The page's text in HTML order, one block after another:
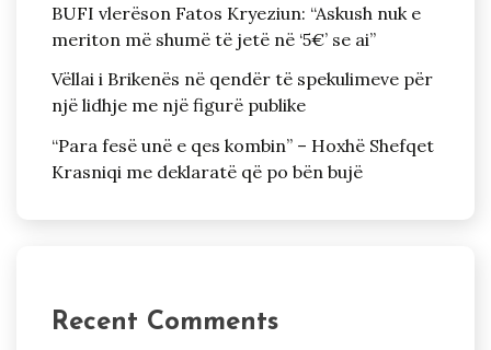
BUFI vlerëson Fatos Kryeziun: “Askush nuk e
meriton më shumë të jetë në ‘5€’ se ai”
Vëllai i Brikenës në qendër të spekulimeve për
një lidhje me një figurë publike
“Para fesë unë e qes kombin” – Hoxhë Shefqet
Krasniqi me deklaratë që po bën bujë
Recent Comments